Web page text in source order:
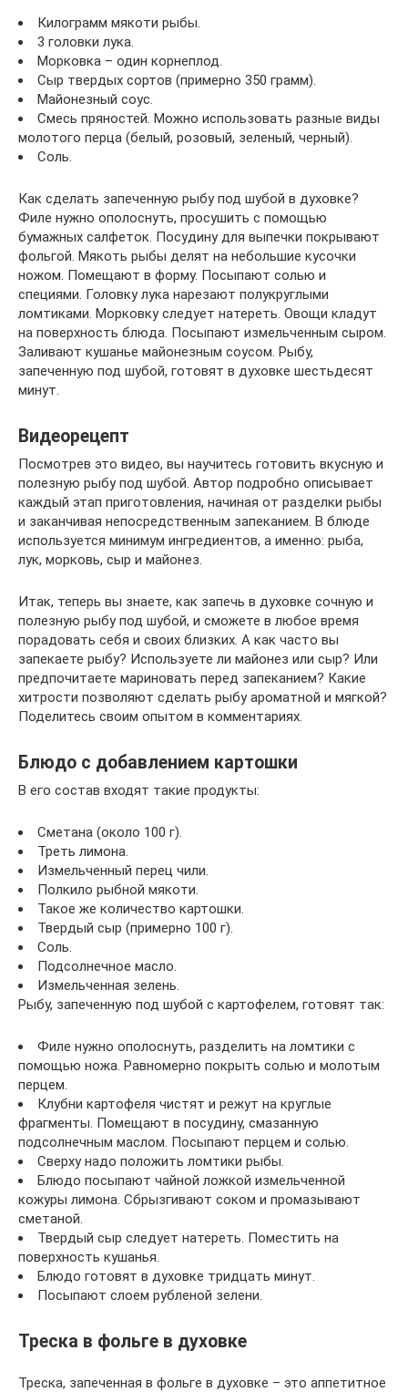
Килограмм мякоти рыбы.
3 головки лука.
Морковка – один корнеплод.
Сыр твердых сортов (примерно 350 грамм).
Майонезный соус.
Смесь пряностей. Можно использовать разные виды
молотого перца (белый, розовый, зеленый, черный).
Соль.
Как сделать запеченную рыбу под шубой в духовке?
Филе нужно ополоснуть, просушить с помощью
бумажных салфеток. Посудину для выпечки покрывают
фольгой. Мякоть рыбы делят на небольшие кусочки
ножом. Помещают в форму. Посыпают солью и
специями. Головку лука нарезают полукруглыми
ломтиками. Морковку следует натереть. Овощи кладут
на поверхность блюда. Посыпают измельченным сыром.
Заливают кушанье майонезным соусом. Рыбу,
запеченную под шубой, готовят в духовке шестьдесят
минут.
Видеорецепт
Посмотрев это видео, вы научитесь готовить вкусную и
полезную рыбу под шубой. Автор подробно описывает
каждый этап приготовления, начиная от разделки рыбы
и заканчивая непосредственным запеканием. В блюде
используется минимум ингредиентов, а именно: рыба,
лук, морковь, сыр и майонез.
Итак, теперь вы знаете, как запечь в духовке сочную и
полезную рыбу под шубой, и сможете в любое время
порадовать себя и своих близких. А как часто вы
запекаете рыбу? Используете ли майонез или сыр? Или
предпочитаете мариновать перед запеканием? Какие
хитрости позволяют сделать рыбу ароматной и мягкой?
Поделитесь своим опытом в комментариях.
Блюдо с добавлением картошки
В его состав входят такие продукты:
Сметана (около 100 г).
Треть лимона.
Измельченный перец чили.
Полкило рыбной мякоти.
Такое же количество картошки.
Твердый сыр (примерно 100 г).
Соль.
Подсолнечное масло.
Измельченная зелень.
Рыбу, запеченную под шубой с картофелем, готовят так:
Филе нужно ополоснуть, разделить на ломтики с
помощью ножа. Равномерно покрыть солью и молотым
перцем.
Клубни картофеля чистят и режут на круглые
фрагменты. Помещают в посудину, смазанную
подсолнечным маслом. Посыпают перцем и солью.
Сверху надо положить ломтики рыбы.
Блюдо посыпают чайной ложкой измельченной
кожуры лимона. Сбрызгивают соком и промазывают
сметаной.
Твердый сыр следует натереть. Поместить на
поверхность кушанья.
Блюдо готовят в духовке тридцать минут.
Посыпают слоем рубленой зелени.
Треска в фольге в духовке
Треска, запеченная в фольге в духовке – это аппетитное